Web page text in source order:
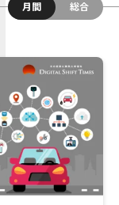
月間
総合